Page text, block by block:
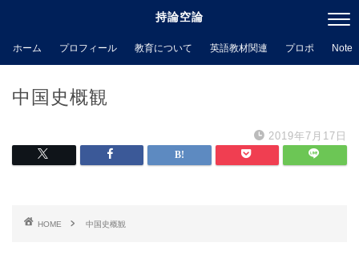
持論空論
ホーム プロフィール 教育について 英語教材関連 プロポ Note
中国史概観
2019年7月17日
HOME 中国史概観